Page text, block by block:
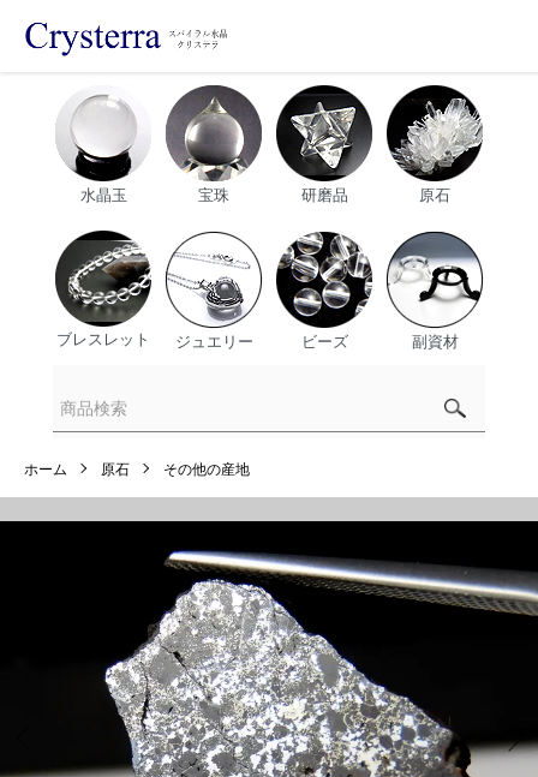
水晶玉 宝珠 研磨品 原石
ブレスレット ジュエリー ビーズ 副資材
ホーム 原石 その他の産地